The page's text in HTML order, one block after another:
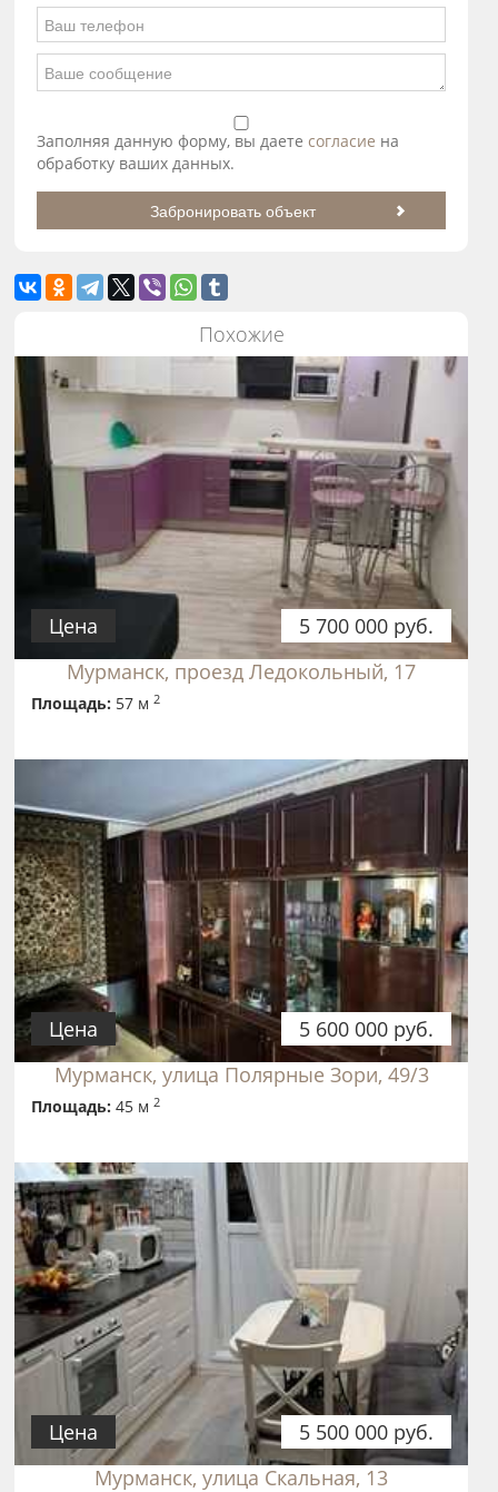
Заполняя данную форму, вы даете согласие на
обработку ваших данных.
Похожие
5 700 000 руб.
Цена
Мурманск, проезд Ледокольный, 17
Площадь: 57 м2
5 600 000 руб.
Цена
Мурманск, улица Полярные Зори, 49/3
Площадь: 45 м2
5 500 000 руб.
Цена
Мурманск, улица Скальная, 13